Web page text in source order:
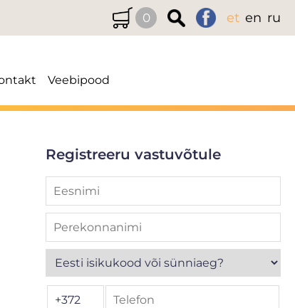
0 et en ru
Veebipood
Registreeru vastuvõtule